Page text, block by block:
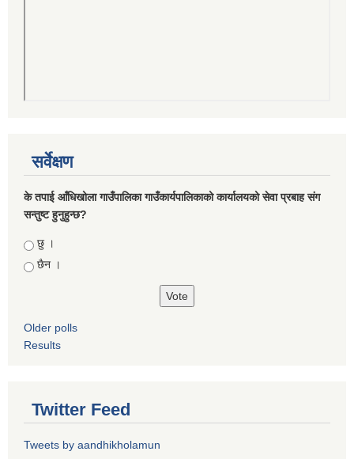
सर्वेक्षण
के तपाई आँधिखोला गाउँपालिका गाउँकार्यपालिकाको कार्यालयको सेवा प्रबाह संग
सन्तुष्ट हुनुहुन्छ?
Choices
छु ।
छैन ।
Older polls
Results
Twitter Feed
Tweets by aandhikholamun